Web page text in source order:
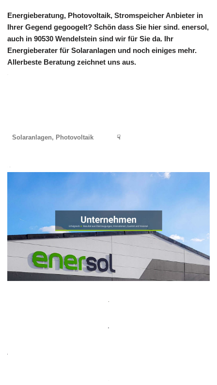
Energieberatung, Photovoltaik, Stromspeicher Anbieter in
Ihrer Gegend gegoogelt? Schön dass Sie hier sind. enersol,
auch in 90530 Wendelstein sind wir für Sie da. Ihr
Energieberater für Solaranlagen und noch einiges mehr.
Allerbeste Beratung zeichnet uns aus.
Solaranlagen, Photovoltaik ☟